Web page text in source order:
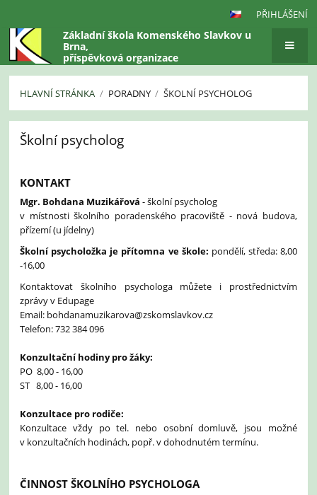
PŘIHLÁŠENÍ
Základní škola Komenského Slavkov u
Brna,
příspěvková organizace
HLAVNÍ STRÁNKA / PORADNY / ŠKOLNÍ PSYCHOLOG
Školní
psycholog
Školní psycholog
KONTAKT
Mgr. Bohdana Muzikářová- školní psycholog
v místnosti školního poradenského pracoviště - nová budova,
přízemí (u jídelny)
Školní psycholožka je přítomna ve škole: pondělí, středa: 8,00
-16,00
Kontaktovat školního psychologa můžete i prostřednictvím
zprávy v Edupage
Email: bohdanamuzikarova@zskomslavkov.cz
Telefon: 732 384 096
Konzultační hodiny pro žáky:
PO 8,00 - 16,00
ST 8,00 - 16,00
Konzultace pro rodiče:
Konzultace vždy po tel. nebo osobní domluvě, jsou možné
v konzultačních hodinách, popř. v dohodnutém termínu.
ČINNOST ŠKOLNÍHO PSYCHOLOGA